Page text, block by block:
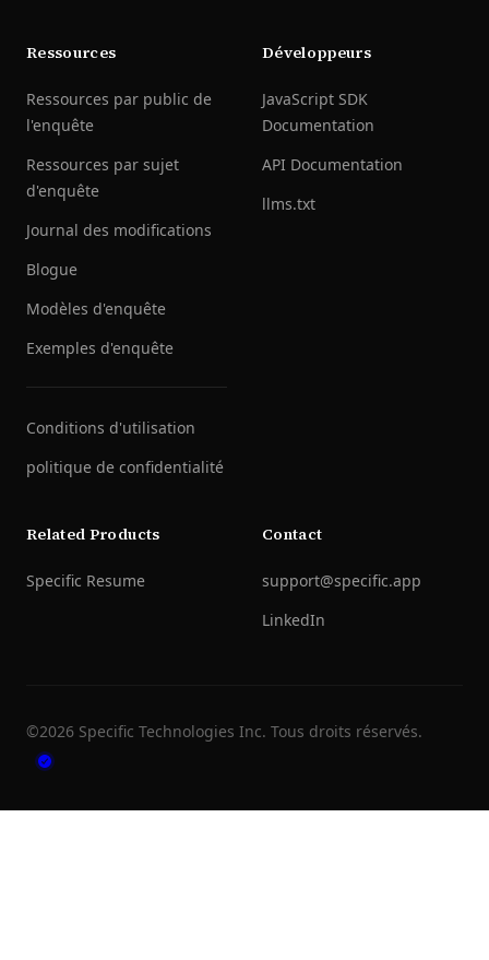
Ressources
Ressources par public de
l'enquête
Ressources par sujet
d'enquête
Journal des modifications
Blogue
Modèles d'enquête
Exemples d'enquête
Conditions d'utilisation
politique de confidentialité
Développeurs
JavaScript SDK
Documentation
API Documentation
llms.txt
Related Products
Specific Resume
Contact
support@specific.app
LinkedIn
©2026 Specific Technologies Inc. Tous droits réservés.